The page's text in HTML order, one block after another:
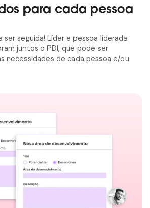
para cada pessoa
seguida! Líder e pessoa liderada
juntos o PDI, que pode ser
necessidades de cada pessoa e/ou